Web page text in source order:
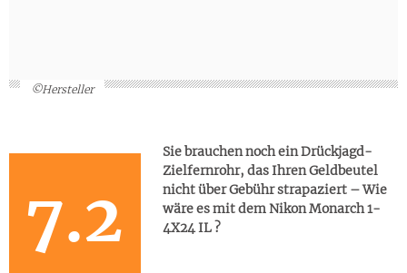
©Hersteller
7.2
Sie brauchen noch ein Drückjagd-
Zielfernrohr, das Ihren Geldbeutel
nicht über Gebühr strapaziert – Wie
wäre es mit dem Nikon Monarch 1-
4X24 IL ?